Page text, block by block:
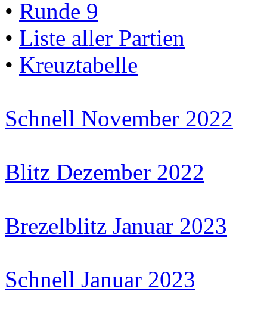
• Runde 9
• Liste aller Partien
• Kreuztabelle
Schnell November 2022
Blitz Dezember 2022
Brezelblitz Januar 2023
Schnell Januar 2023